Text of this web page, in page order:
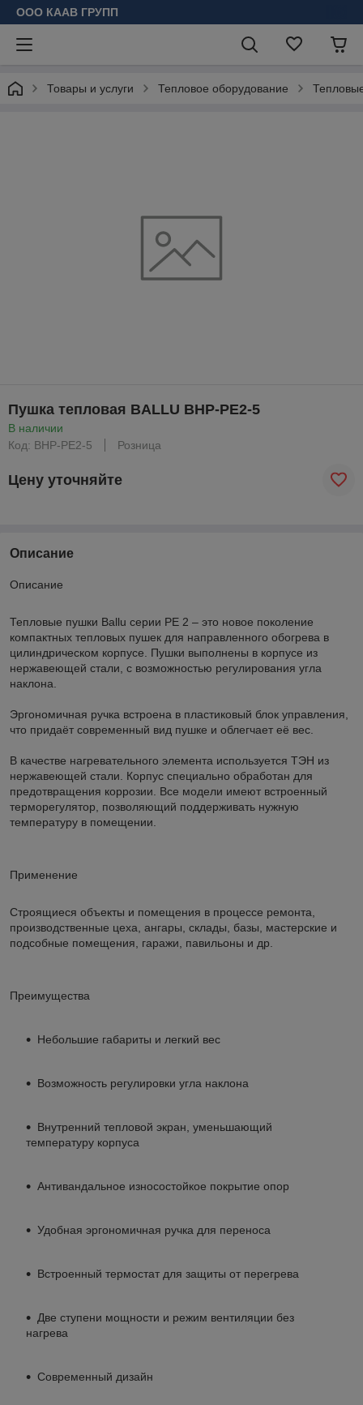
ООО КААВ ГРУПП
Товары и услуги Тепловое оборудование
Пушка тепловая BALLU BHP-PE2-5
В наличии
Код: BHP-PE2-5
Розница
Цену уточняйте
Описание
Описание
Тепловые пушки Ballu серии PE 2 – это новое поколение
компактных тепловых пушек для направленного обогрева в
цилиндрическом корпусе. Пушки выполнены в корпусе из
нержавеющей стали, с возможностью регулирования угла
наклона.
Эргономичная ручка встроена в пластиковый блок управления,
что придаёт современный вид пушке и облегчает её вес.
В качестве нагревательного элемента используется ТЭН из
нержавеющей стали. Корпус специально обработан для
предотвращения коррозии. Все модели имеют встроенный
терморегулятор, позволяющий поддерживать нужную
температуру в помещении.
Применение
Строящиеся объекты и помещения в процессе ремонта,
производственные цеха, ангары, склады, базы, мастерские и
подсобные помещения, гаражи, павильоны и др.
Преимущества
Небольшие габариты и легкий вес
Возможность регулировки угла наклона
Внутренний тепловой экран, уменьшающий
температуру корпуса
Антивандальное износостойкое покрытие опор
Удобная эргономичная ручка для переноса
Встроенный термостат для защиты от перегрева
Две ступени мощности и режим вентиляции без
нагрева
Современный дизайн